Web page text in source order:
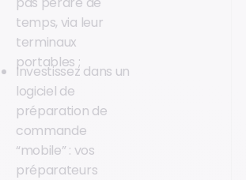
temps, via leur
terminaux
portables ;
Investissez dans un
logiciel de
préparation de
commande
“mobile” : vos
préparateurs